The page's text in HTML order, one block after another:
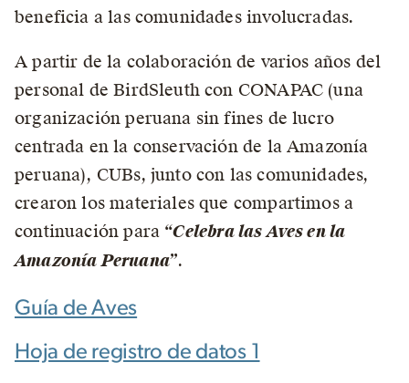
beneficia a las comunidades involucradas.
A partir de la colaboración de varios años del
personal de BirdSleuth con CONAPAC (una
organización peruana sin fines de lucro
centrada en la conservación de la Amazonía
peruana), CUBs, junto con las comunidades,
crearon los materiales que compartimos a
continuación para “Celebra las Aves en la
Amazonía Peruana”.
Guía de Aves
Hoja de registro de datos 1